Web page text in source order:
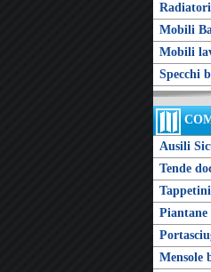
Mobili
Mobili
Specchi
Ausili
Tende
Piantane
Mensole